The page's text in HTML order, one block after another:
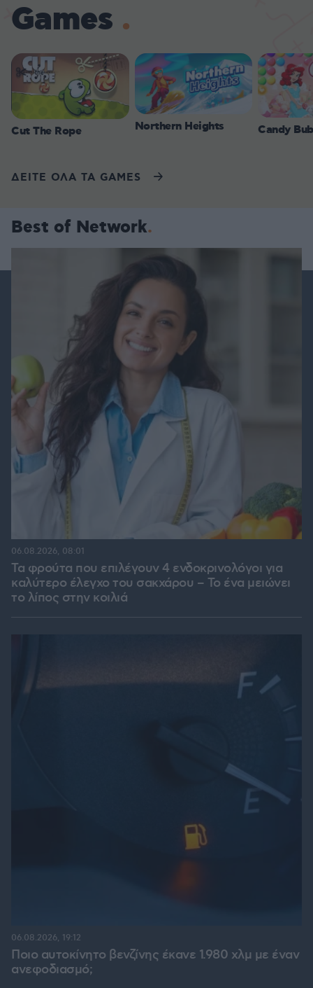
Games
Cut The Rope Northern Heights Candy
ΔΕΙΤΕ ΟΛΑ ΤΑ GAMES
Best of Network
Τα φρούτα που επιλέγουν 4 ενδοκρινολόγοι για
καλύτερο έλεγχο του σακχάρου – Το ένα μειώνει
το λίπος στην κοιλιά
06.08.2026, 08:01
Ποιο αυτοκίνητο βενζίνης έκανε 1.980 χλμ με έναν
ανεφοδιασμό;
06.08.2026, 19:12